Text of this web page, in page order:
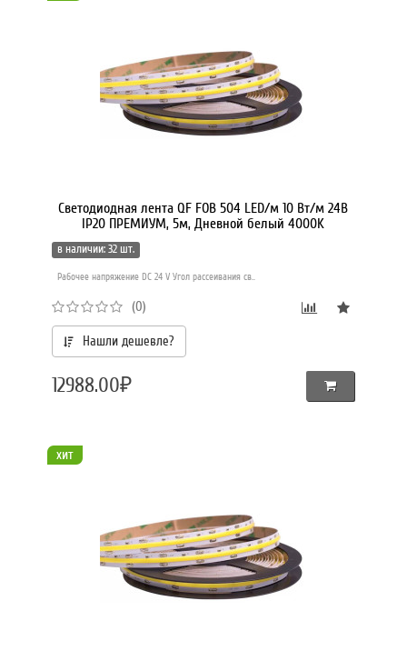
Светодиодная лента QF FOB 504 LED/м 10 Вт/м 24В
IP20 ПРЕМИУМ, 5м, Дневной белый 4000K
в наличии: 32 шт.
Рабочее напряжение DC 24 V Угол рассеивания св..
(0)
Нашли дешевле?
12988.00₽
хит